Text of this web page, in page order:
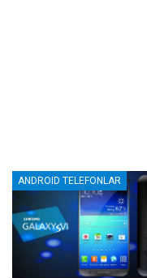
ANDROID TELEFONLAR